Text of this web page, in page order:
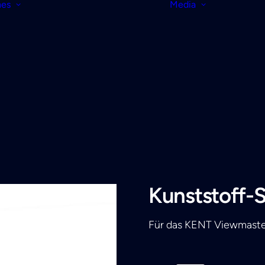
Media
Kunststoff-
Für das KENT